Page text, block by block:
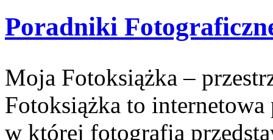
Poradniki
Moja Fotoksiążka –
Fotoksiążka to
w której fotografia